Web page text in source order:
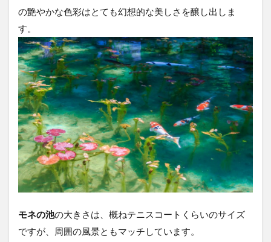
の艶やかな色彩はとても幻想的な美しさを醸し出しま
す。
モネの池の大きさは、概ねテニスコートくらいのサイズ
ですが、周囲の風景ともマッチしています。